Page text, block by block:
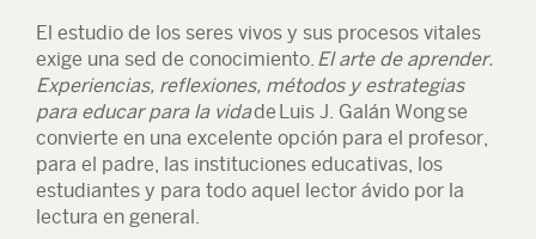
El estudio de los seres vivos y sus procesos vitales
exige una sed de conocimiento. El arte de aprender.
Experiencias, reflexiones, métodos y estrategias
para educar para la vidade Luis J. Galán Wongse
convierte en una excelente opción para el profesor,
para el padre, las instituciones educativas, los
estudiantes y para todo aquel lector ávido por la
lectura en general.